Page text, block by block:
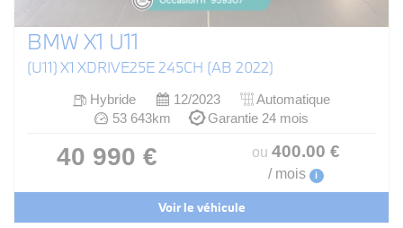
BMW X1 U11
(U11) X1 XDRIVE25E 245CH (AB 2022)
Hybride 12/2023
Automatique
53 643km
Garantie 24 mois
40 990 € ou 400.00 €
/ mois i
Voir le véhicule